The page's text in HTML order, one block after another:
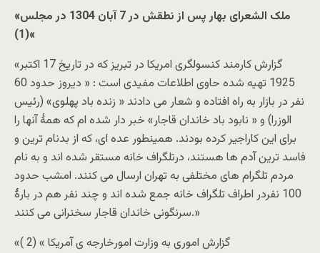
«ملک الشعرای بهار پس از نطقش در 7 آبان 1304 در مجلس
»(1)
«گزارش کارمند کنسولگری امریکا در تبریز که در تاریخ 17 اکتبر
1925 تهیه شده حاوی اطلاعات مفیدی است : « دیروز حدود 60
نفر در بازار به راه افتاده و شعار می دادند « زنده باد پهلوی» (رئیس
الوزرا) و « نابود باد خاندان قاجار» خبر دار شده ام که همۀ آنها را
برای این کاراجیر کرده بودند. همینطور عده ای، که از بدنام ترین و
فاسد ترین آدم ها هستند، درتلگراف خانه مستقر شده اند و به نام
مردم تلگرام های مختلفی به تهران ارسال می کنند. امشب حدود
100 نفردر اطراف تلگراف خانه جمع شده اند و چند نفر هم در بارۀ
سرنگونی خاندان قاجار سخنرانی می کنند.»
«گزارش اموری به وزارت امورخارجه ی آمریکا » (2 )